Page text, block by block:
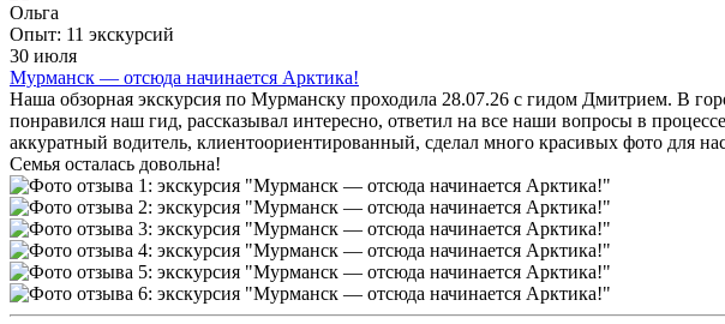
Ольга
Опыт: 11 экскурсий
30 июля
Мурманск — отсюда начинается Арктика!
Наша обзорная экскурсия по Мурманску проходила 28.07.26 с гидом Дмитрием. В
понравился наш гид, рассказывал интересно, ответил на все наши вопросы в
аккуратный водитель, клиентоориентированный, сделал много красивых фото для
Семья осталась довольна!